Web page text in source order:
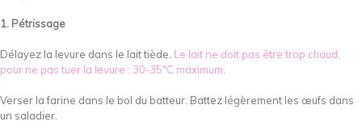
1. Pétrissage
Délayez la levure dans le lait tiède. Le lait ne doit pas être trop chaud,
pour ne pas tuer la levure : 30-35°C maximum.
Verser la farine dans le bol du batteur. Battez légèrement les œufs dans
un saladier.